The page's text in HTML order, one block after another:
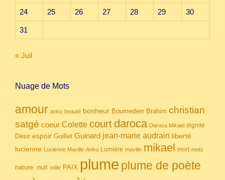
24 25 26 27 28 29 30
31
« Juil
Nuage de Mots
amour anku beauté bonheur Boumedien Brahim christian
satgé coeur Colette court daroca Daroca Mikael dignité
Désir espoir Guillet Guinard jean-marie audrain liberté
lucienne Lucienne Maville-Anku Lumière maville mikael mort mots
nature. nuit odile PAIX plume plume de poète